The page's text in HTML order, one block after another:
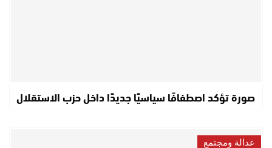
صورة تؤكد اصطفافًا سياسيًا جديدًا داخل حزب الاستقلال
عدالة ومجتمع